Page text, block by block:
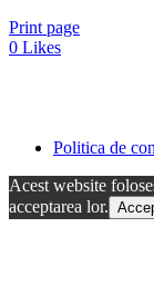
Print page
0 Likes
Politica de
Acest website
acceptarea lor.